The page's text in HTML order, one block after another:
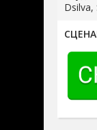
Dsilva,